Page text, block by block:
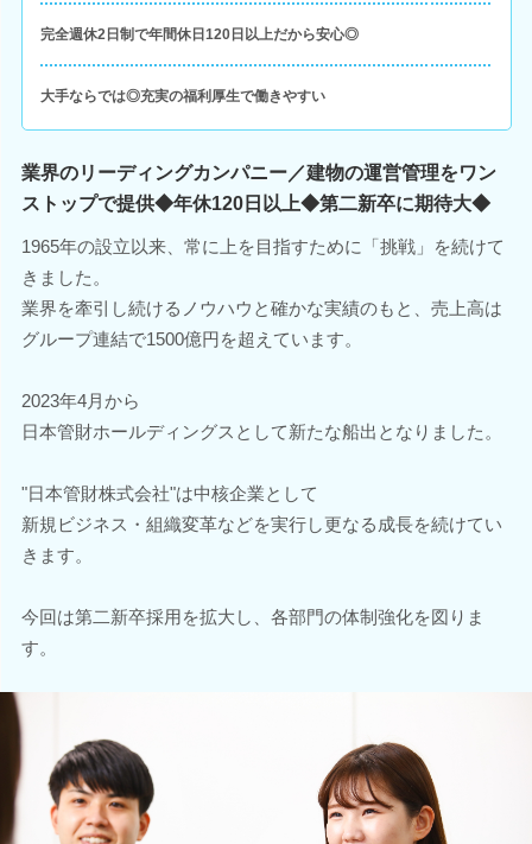
完全週休2日制で年間休日120日以上だから安心◎
大手ならでは◎充実の福利厚生で働きやすい
業界のリーディングカンパニー／建物の運営管理をワン
ストップで提供◆年休120日以上◆第二新卒に期待大◆
1965年の設立以来、常に上を目指すために「挑戦」を続けて
きました。
業界を牽引し続けるノウハウと確かな実績のもと、売上高は
グループ連結で1500億円を超えています。
2023年4月から
日本管財ホールディングスとして新たな船出となりました。
"日本管財株式会社"は中核企業として
新規ビジネス・組織変革などを実行し更なる成長を続けてい
きます。
今回は第二新卒採用を拡大し、各部門の体制強化を図りま
す。